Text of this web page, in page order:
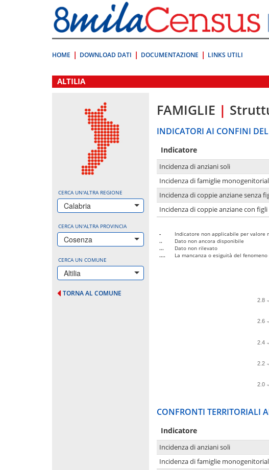
direttamente
a:
Contenuto
HOME DOWNLOAD DATI DOCUMENTAZIONE LINKS UTILI
.
ALTILIA
CERCA UN'ALTRA REGIONE
Calabria
CERCA UN'ALTRA PROVINCIA
Cosenza
CERCA UN COMUNE
Altilia
TORNA AL COMUNE
FAMIGLIE |
INDICATORI AI CONFINI
Indicatore
Incidenza di anziani soli
Incidenza di famiglie
Incidenza di coppie anziane senza
Incidenza di coppie anziane con figli
-
Indicatore non applicabile per valore
..
Dato non ancora disponibile
...
Dato non rilevato
....
La mancanza o esiguità del
2.0
2.2
2.4
2.6
2.8
CONFRONTI TERRITORIALI
Indicatore
Incidenza di anziani soli
Incidenza di famiglie